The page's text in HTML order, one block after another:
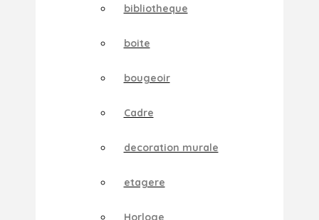
bibliotheque
boite
bougeoir
Cadre
decoration murale
etagere
Horloge